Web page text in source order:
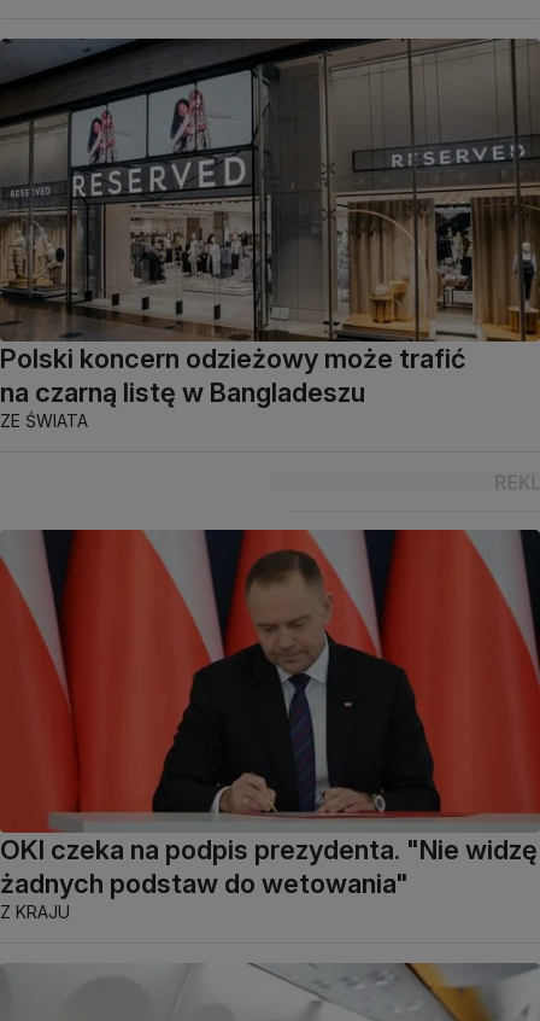
Polski koncern odzieżowy może trafić
na czarną listę w Bangladeszu
ZE ŚWIATA
OKI czeka na podpis prezydenta. "Nie widzę
żadnych podstaw do wetowania"
Z KRAJU